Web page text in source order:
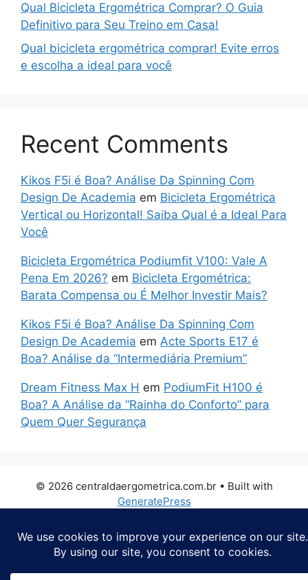
Qual Bicicleta Ergométrica Comprar? O Guia
Definitivo para Seu Treino em Casa!
Qual bicicleta ergométrica comprar! Evite erros
e escolha a ideal para você
Recent Comments
Kikos F5i é Boa? Análise Da Spinning Com
Design De Academia em Bicicleta Ergométrica
Vertical ou Horizontal! Saiba Qual é a Ideal Para
Você
Bicicleta Ergométrica Podiumfit V100: Vale A
Pena Em 2026? em Bicicleta Ergométrica:
Barata Compensa ou É Melhor Investir Mais?
Kikos F5i é Boa? Análise Da Spinning Com
Design De Academia em Acte Sports E17 é
Boa? Análise da “Intermediária Premium”
Dream Fitness Max H em PodiumFit H100 é
Boa? A Análise da “Rainha do Conforto” para
Quem Quer Segurança
© 2026 centraldaergometrica.com.br• Built with
GeneratePress